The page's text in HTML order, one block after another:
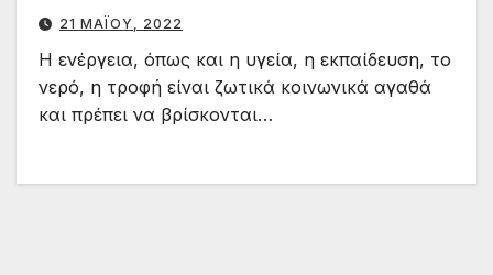
21 ΜΑΪ́ΟΥ, 2022
Η ενέργεια, όπως και η υγεία, η εκπαίδευση, το
νερό, η τροφή είναι ζωτικά κοινωνικά αγαθά
και πρέπει να βρίσκονται…